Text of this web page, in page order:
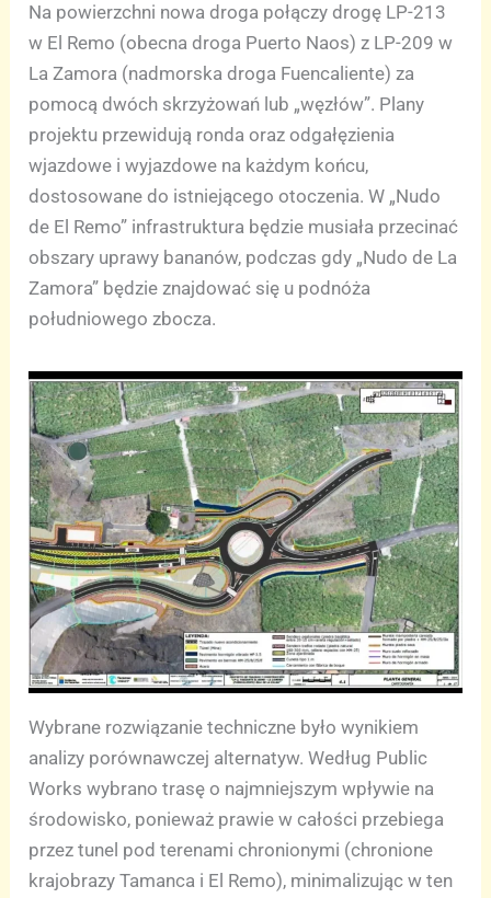
Na powierzchni nowa droga połączy drogę LP-213
w El Remo (obecna droga Puerto Naos) z LP-209 w
La Zamora (nadmorska droga Fuencaliente) za
pomocą dwóch skrzyżowań lub „węzłów”. Plany
projektu przewidują ronda oraz odgałęzienia
wjazdowe i wyjazdowe na każdym końcu,
dostosowane do istniejącego otoczenia. W „Nudo
de El Remo” infrastruktura będzie musiała przecinać
obszary uprawy bananów, podczas gdy „Nudo de La
Zamora” będzie znajdować się u podnóża
południowego zbocza.
Wybrane rozwiązanie techniczne było wynikiem
analizy porównawczej alternatyw. Według Public
Works wybrano trasę o najmniejszym wpływie na
środowisko, ponieważ prawie w całości przebiega
przez tunel pod terenami chronionymi (chronione
krajobrazy Tamanca i El Remo), minimalizując w ten